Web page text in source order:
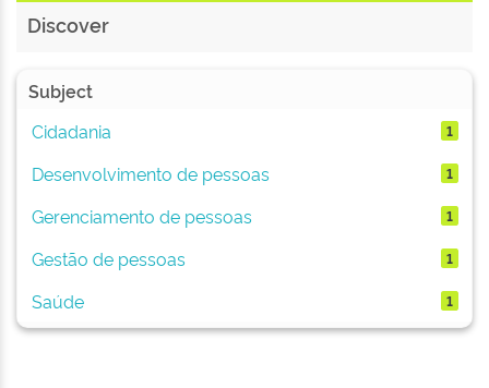
Discover
Subject
Cidadania
1
Desenvolvimento de pessoas 1
Gerenciamento de pessoas 1
Gestão de pessoas 1
Saúde 1